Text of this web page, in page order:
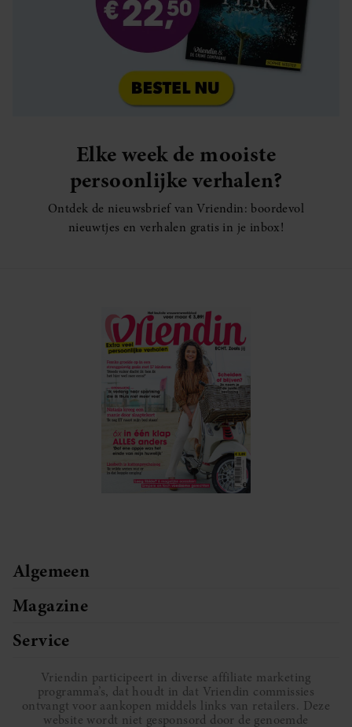
Elke week de mooiste
persoonlijke verhalen?
Ontdek de nieuwsbrief van Vriendin: boordevol
nieuwtjes en verhalen gratis in je inbox!
Algemeen
Magazine
Service
Vriendin participeert in diverse affiliate marketing
programma’s, dat houdt in dat Vriendin commissies
ontvangt voor aankopen middels links van retailers. Deze
website wordt niet gesponsord door de genoemde